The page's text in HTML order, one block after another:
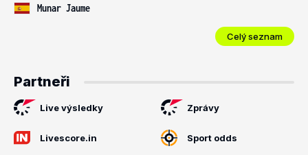
Munar Jaume
Celý seznam
Partneři
Live výsledky Zprávy
Livescore.in Sport odds